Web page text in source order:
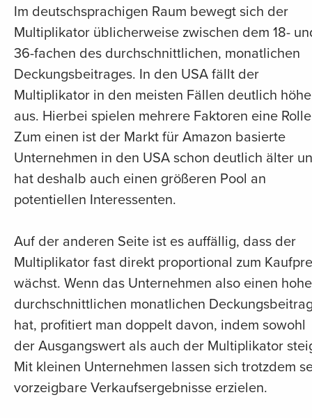
Im deutschsprachigen Raum bewegt sich der
Multiplikator üblicherweise zwischen dem 18-
36-fachen des durchschnittlichen, monatlichen
Deckungsbeitrages. In den USA fällt der
Multiplikator in den meisten Fällen deutlich
aus. Hierbei spielen mehrere Faktoren eine
Zum einen ist der Markt für Amazon basierte
Unternehmen in den USA schon deutlich älter
hat deshalb auch einen größeren Pool an
potentiellen Interessenten.
Auf der anderen Seite ist es auffällig, dass der
Multiplikator fast direkt proportional zum
wächst. Wenn das Unternehmen also einen
durchschnittlichen monatlichen
hat, profitiert man doppelt davon, indem sowohl
der Ausgangswert als auch der Multiplikator
Mit kleinen Unternehmen lassen sich trotzdem
vorzeigbare Verkaufsergebnisse erzielen.